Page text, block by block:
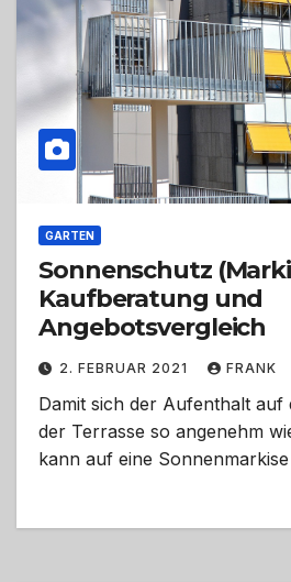
GARTEN
Sonnenschutz
Kaufberatung und
Angebotsvergleich
2. FEBRUAR 2021 FRANK
Damit sich der Aufenthalt auf
der Terrasse so angenehm
kann auf eine